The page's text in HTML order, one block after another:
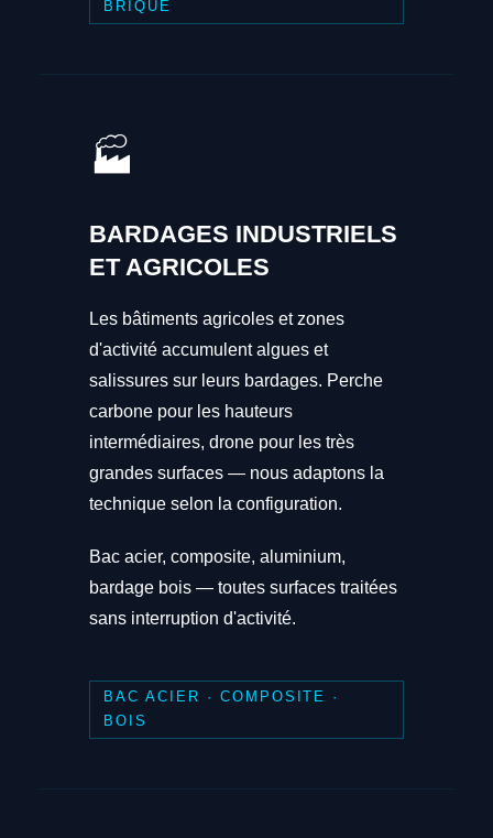
BRIQUE
🏭
BARDAGES INDUSTRIELS
ET AGRICOLES
Les bâtiments agricoles et zones
d'activité accumulent algues et
salissures sur leurs bardages. Perche
carbone pour les hauteurs
intermédiaires, drone pour les très
grandes surfaces — nous adaptons la
technique selon la configuration.
Bac acier, composite, aluminium,
bardage bois — toutes surfaces traitées
sans interruption d'activité.
BAC ACIER · COMPOSITE ·
BOIS